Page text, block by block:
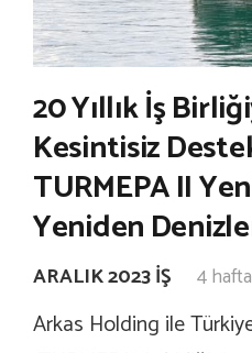
20 Yıllık İş
Kesintisiz
TURMEPA II
Yeniden
ARALIK 2023 İŞ 4
Arkas Holding ile